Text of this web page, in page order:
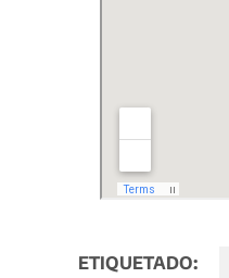
ETIQUETADO: